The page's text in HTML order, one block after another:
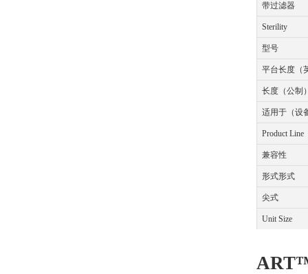
带过滤器
Sterility
型号
平台长度（
长度（公制
适用于（设
Product Line
兼容性
形式形式
尖式
Unit Size